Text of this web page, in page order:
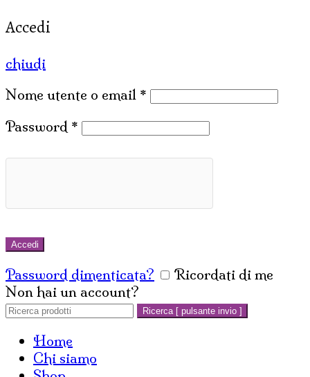
Accedi
chiudi
Nome utente o email *
Password *
Accedi
Password dimenticata?
Ricordati di me
Non hai un account?
Cerca:
Ricerca [ pulsante invio ]
Home
Chi siamo